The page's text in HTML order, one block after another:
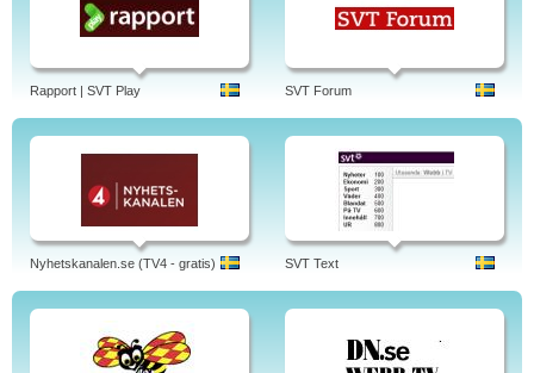
Rapport | SVT Play SVT Forum
Nyhetskanalen.se (TV4 - gratis) SVT Text